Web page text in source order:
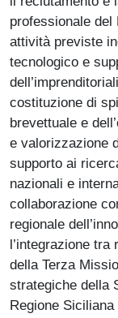
professionale del
attività previste
tecnologico e
costituzione di
brevettuale e
e valorizzazione
supporto ai
nazionali e
collaborazione
regionale
l’integrazione
della Terza
strategiche della
Regione